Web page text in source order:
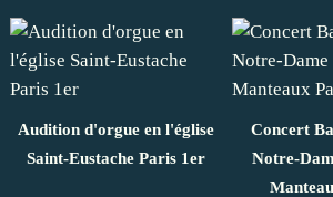
Audition d'orgue en l'église
Saint-Eustache Paris 1er
Concert
Notre-